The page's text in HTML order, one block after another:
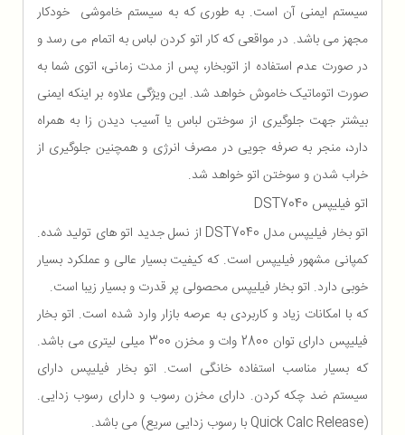
سیستم ایمنی آن است. به طوری که به سیستم خاموشی خودکار
مجهز می باشد. در مواقعی که کار اتو کردن لباس به اتمام می رسد و
در صورت عدم استفاده از اتوبخار، پس از مدت زمانی، اتوی شما به
صورت اتوماتیک خاموش خواهد شد. این ویژگی علاوه بر اینکه ایمنی
بیشتر جهت جلوگیری از سوختن لباس یا آسیب دیدن زا به همراه
دارد، منجر به صرفه جویی در مصرف انرژی و همچنین جلوگیری از
خراب شدن و سوختن اتو خواهد شد.
اتو فیلیپس DST7040
اتو بخار فیلیپس مدل DST7040 از نسل جدید اتو های تولید شده.
کمپانی مشهور فیلیپس است. که کیفیت بسیار عالی و عملکرد بسیار
خوبی دارد. اتو بخار فیلیپس محصولی پر قدرت و بسیار زیبا است.
که با امکانات زیاد و کاربردی به عرصه بازار وارد شده است. اتو بخار
فیلیپس دارای توان 2800 وات و مخزن 300 میلی لیتری می باشد.
که بسیار مناسب استفاده خانگی است. اتو بخار فیلیپس دارای
سیستم ضد چکه کردن. دارای مخزن رسوب و دارای رسوب زدایی.
(Quick Calc Release با رسوب زدایی سریع) می باشد.